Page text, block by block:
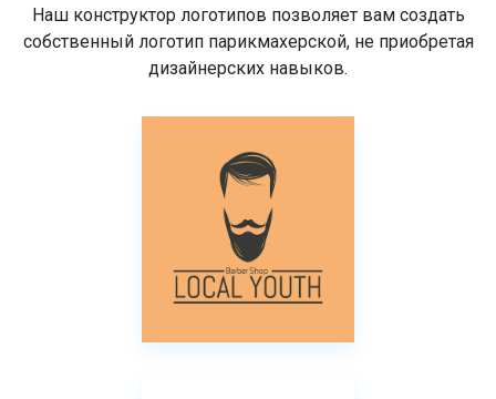
Наш конструктор логотипов позволяет вам создать
собственный логотип парикмахерской, не приобретая
дизайнерских навыков.